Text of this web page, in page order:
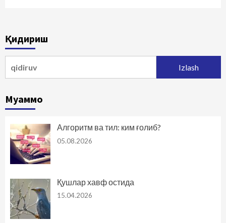
Қидириш
Муаммо
Алгоритм ва тил: ким ғолиб?
05.08.2026
Қушлар хавф остида
15.04.2026